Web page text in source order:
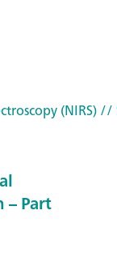
(NIRS)//
Part